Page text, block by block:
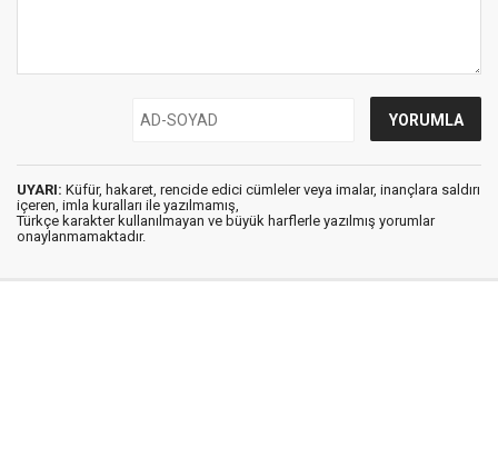
UYARI: Küfür, hakaret, rencide edici cümleler veya imalar, inançlara saldırı
içeren, imla kuralları ile yazılmamış,
Türkçe karakter kullanılmayan ve büyük harflerle yazılmış yorumlar
onaylanmamaktadır.